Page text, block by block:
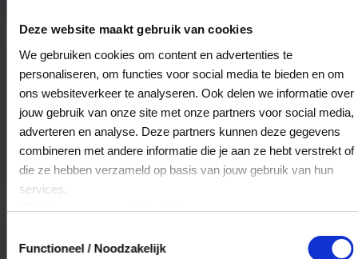
Deze website maakt gebruik van cookies
We gebruiken cookies om content en advertenties te
personaliseren, om functies voor social media te bieden en om
ons websiteverkeer te analyseren. Ook delen we informatie over
jouw gebruik van onze site met onze partners voor social media,
adverteren en analyse. Deze partners kunnen deze gegevens
combineren met andere informatie die je aan ze hebt verstrekt of
die ze hebben verzameld op basis van jouw gebruik van hun
services.
Klikhiervoor ons cookiebeleid.
Functioneel / Noodzakelijk
Bestedingslocaties
SLIJTERIJ BIJ MARCEL
Alteveerstraat 6
7907AA Hoogeveen
Veelgestelde Vragen
Kan ik het saldo in delen besteden?